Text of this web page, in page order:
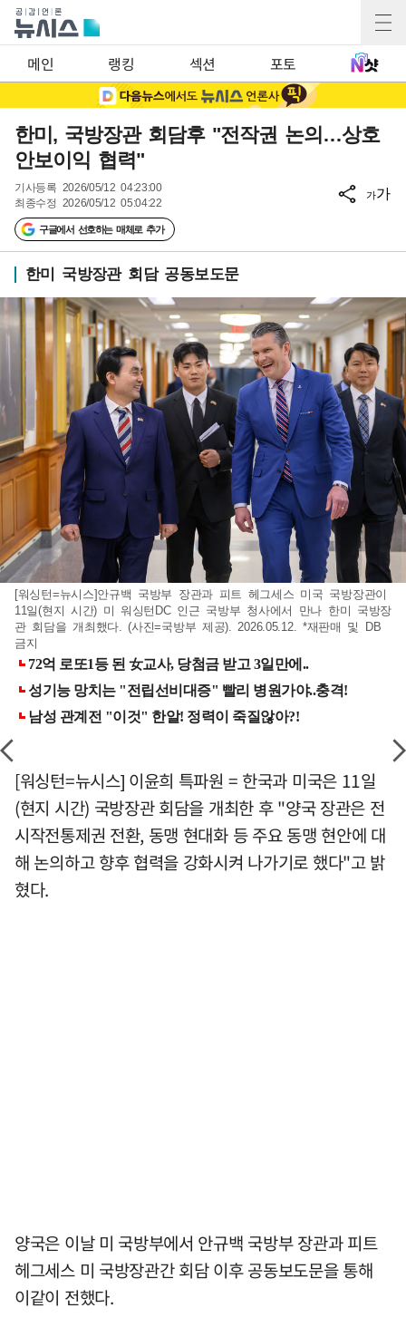
메인 랭킹 섹션 포토
한미, 국방장관 회담후 "전작권 논의…상호
안보이익 협력"
기사등록 2026/05/12 04:23:00
최종수정 2026/05/12 05:04:22
구글에서 선호하는 매체로 추가
가가
한미 국방장관 회담 공동보도문
[워싱턴=뉴시스]안규백 국방부 장관과 피트 헤그세스 미국 국방장관이
11일(현지 시간) 미 워싱턴DC 인근 국방부 청사에서 만나 한미 국방장
관 회담을 개최했다. (사진=국방부 제공). 2026.05.12. *재판매 및 DB
금지
[워싱턴=뉴시스] 이윤희 특파원 = 한국과 미국은 11일
(현지 시간) 국방장관 회담을 개최한 후 "양국 장관은 전
시작전통제권 전환, 동맹 현대화 등 주요 동맹 현안에 대
해 논의하고 향후 협력을 강화시켜 나가기로 했다"고 밝
혔다.
양국은 이날 미 국방부에서 안규백 국방부 장관과 피트
헤그세스 미 국방장관간 회담 이후 공동보도문을 통해
이같이 전했다.